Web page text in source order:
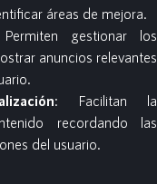
áreas de mejora.
gestionar los
anuncios relevantes
: Facilitan la
recordando las
del usuario.